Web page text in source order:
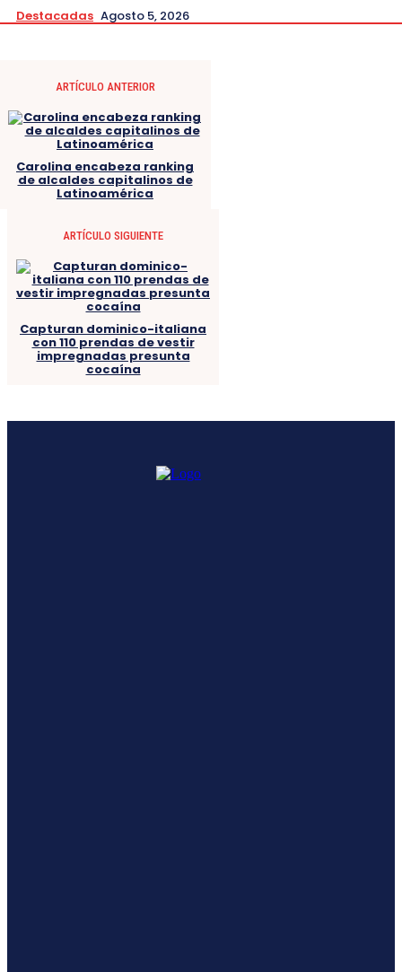
Destacadas Agosto 5, 2026
ARTÍCULO ANTERIOR
Carolina encabeza ranking
de alcaldes capitalinos de
Latinoamérica
ARTÍCULO SIGUIENTE
Capturan dominico-italiana
con 110 prendas de vestir
impregnadas presunta
cocaína